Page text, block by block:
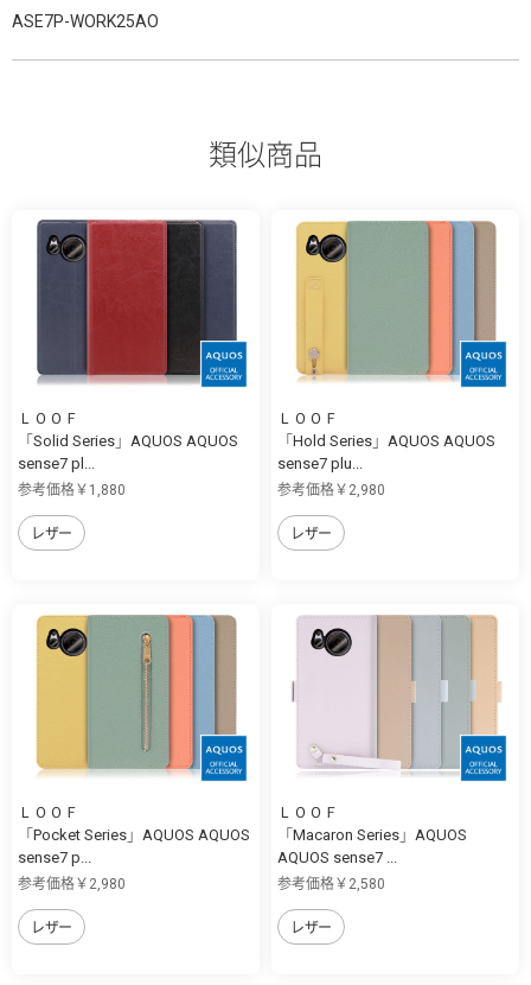
ASE7P-WORK25AO
類似商品
ＬＯＯＦ
「Solid Series」AQUOS AQUOS
sense7 pl...
参考価格￥1,880
レザー
ＬＯＯＦ
「Hold Series」AQUOS AQUOS
sense7 plu...
参考価格￥2,980
レザー
ＬＯＯＦ
「Pocket Series」AQUOS AQUOS
sense7 p...
参考価格￥2,980
レザー
ＬＯＯＦ
「Macaron Series」AQUOS
AQUOS sense7 ...
参考価格￥2,580
レザー